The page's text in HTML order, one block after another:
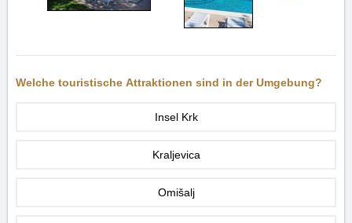
Welche touristische Attraktionen sind in der Umgebung?
Insel Krk
Kraljevica
Omišalj